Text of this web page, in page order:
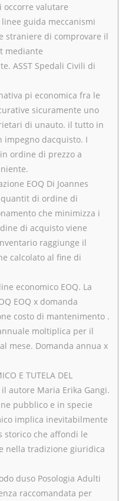
valutare
guida meccanismi
straniere di comprovare il
mediante
ASST Spedali Civili di
pi economica fra le
sicuramente uno
di unauto. il tutto in
impegno dacquisto. I
ordine di prezzo a
EOQ Di Joannes
quantit di ordine di
che minimizza i
di acquisto viene
raggiunge il
calcolato al fine di
economico EOQ. La
EOQ x domanda
costo di mantenimento .
moltiplica per il
mese. Domanda annua x
E TUTELA DEL
il autore Maria Erika Gangi.
pubblico e in specie
implica inevitabilmente
storico che affondi le
nella tradizione giuridica
duso Posologia Adulti
raccomandata per